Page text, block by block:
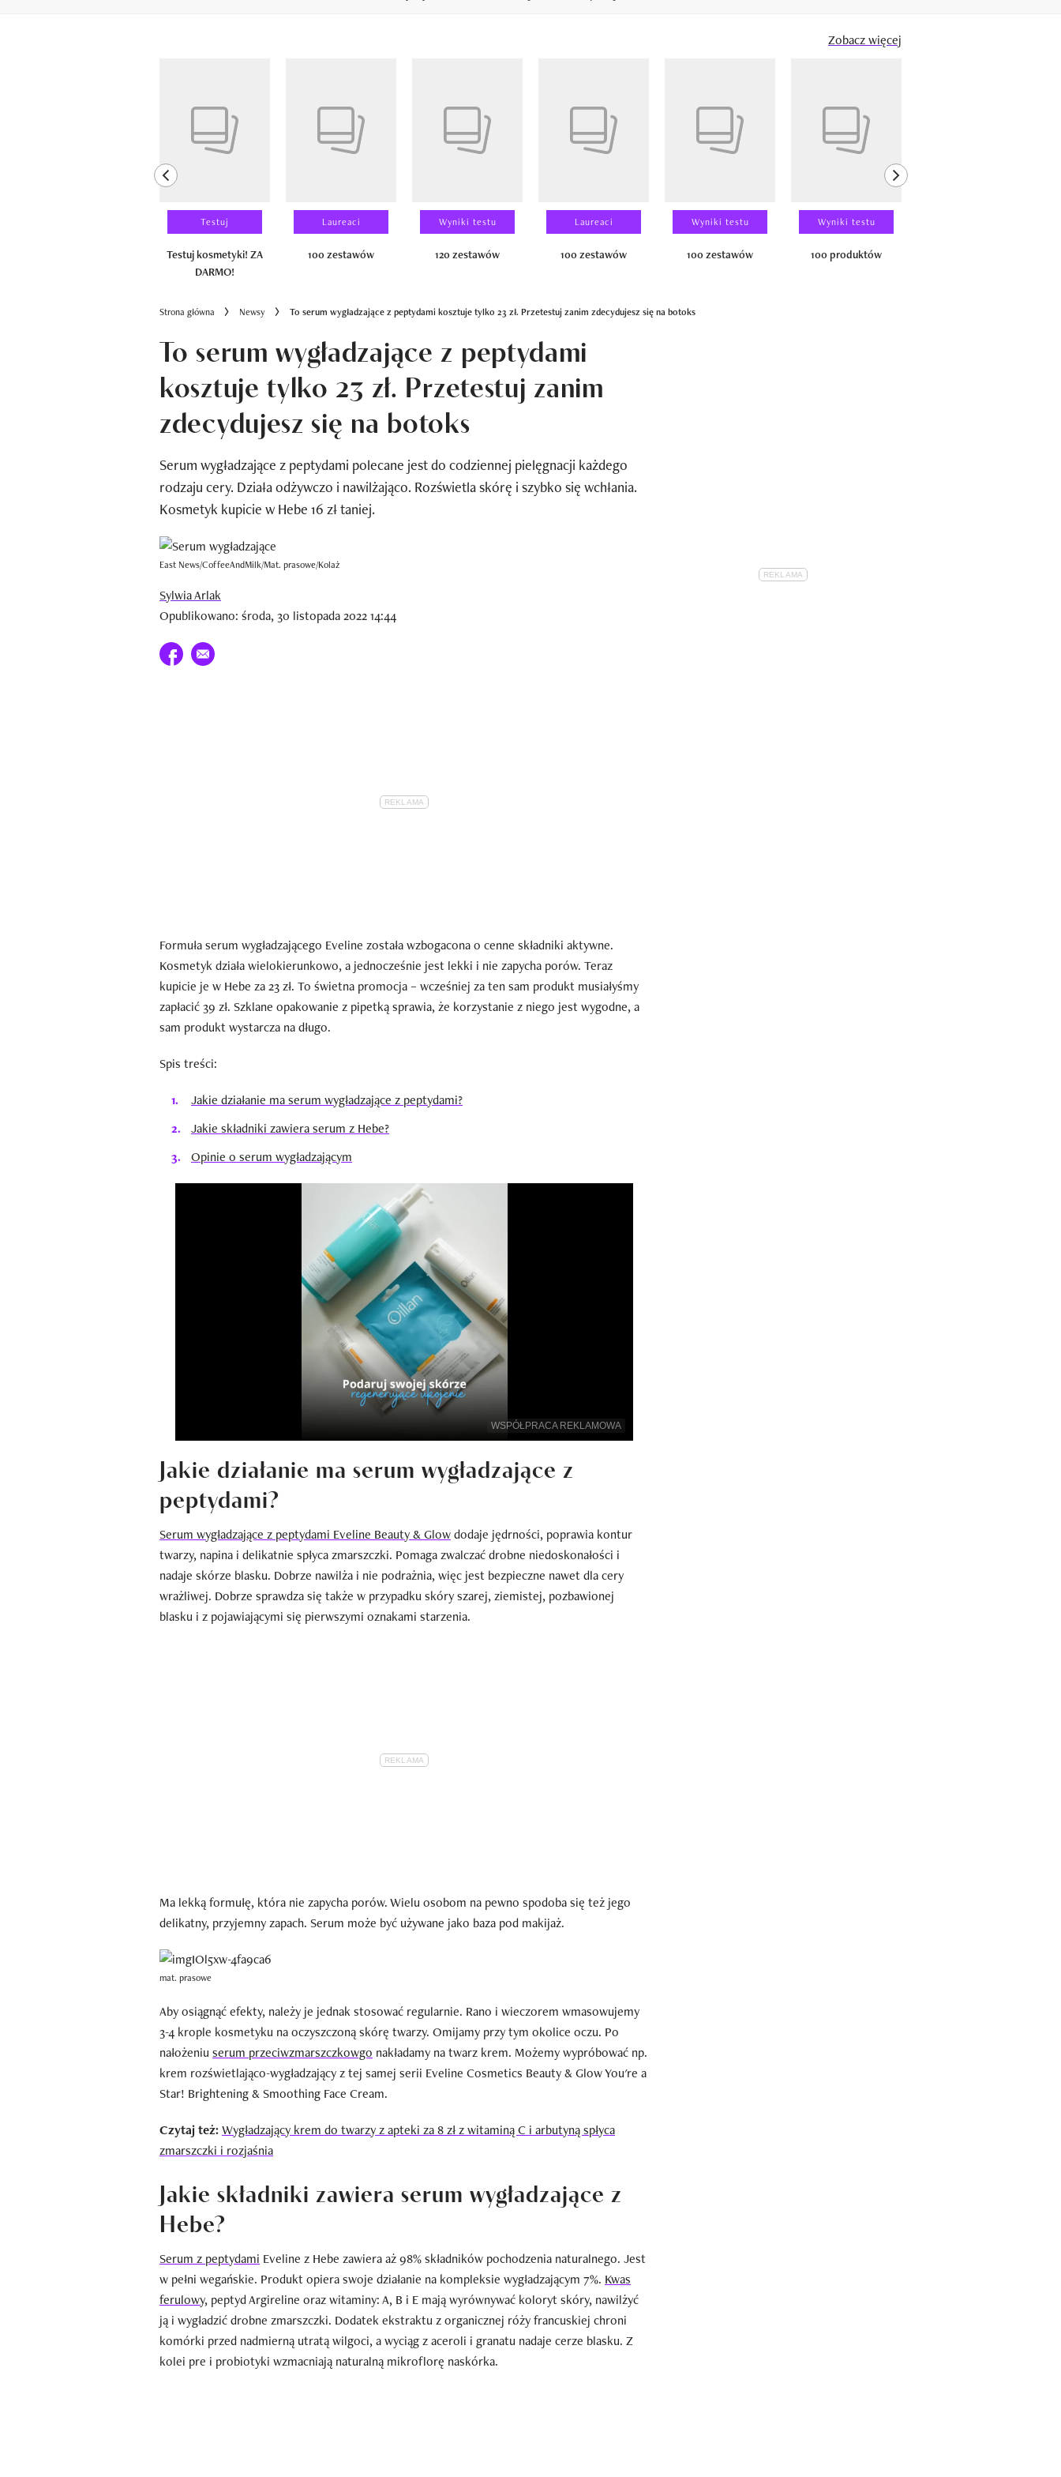
Zobacz więcej
previous element
Testuj
Testuj kosmetyki! ZA
DARMO!
Laureaci
100 zestawów
Wyniki testu
120 zestawów
Laureaci
100 zestawów
Wyniki testu
100 zestawów
Wyniki testu
100 produktów
next element
Strona główna Newsy To serum wygładzające z peptydami kosztuje tylko 23 zł. Przetestuj zanim zdecydujesz się na botoks
To serum wygładzające z peptydami
kosztuje tylko 23 zł. Przetestuj zanim
zdecydujesz się na botoks
Serum wygładzające z peptydami polecane jest do codziennej pielęgnacji każdego
rodzaju cery. Działa odżywczo i nawilżająco. Rozświetla skórę i szybko się wchłania.
Kosmetyk kupicie w Hebe 16 zł taniej.
East News/CoffeeAndMilk/Mat. prasowe/Kolaż
Sylwia Arlak
Opublikowano: środa, 30 listopada 2022 14:44
Udostępnij na facebook
E-mail do przyjaciela
Formuła serum wygładzającego Eveline została wzbogacona o cenne składniki aktywne.
Kosmetyk działa wielokierunkowo, a jednocześnie jest lekki i nie zapycha porów. Teraz
kupicie je w Hebe za 23 zł. To świetna promocja – wcześniej za ten sam produkt musiałyśmy
zapłacić 39 zł. Szklane opakowanie z pipetką sprawia, że korzystanie z niego jest wygodne, a
sam produkt wystarcza na długo.
Spis treści:
Jakie działanie ma serum wygładzające z peptydami?
Jakie składniki zawiera serum z Hebe?
Opinie o serum wygładzającym
WSPÓŁPRACA REKLAMOWA
Jakie działanie ma serum wygładzające z
peptydami?
Serum wygładzające z peptydami Eveline Beauty & Glowdodaje jędrności, poprawia kontur
twarzy, napina i delikatnie spłyca zmarszczki. Pomaga zwalczać drobne niedoskonałości i
nadaje skórze blasku. Dobrze nawilża i nie podrażnia, więc jest bezpieczne nawet dla cery
wrażliwej. Dobrze sprawdza się także w przypadku skóry szarej, ziemistej, pozbawionej
blasku i z pojawiającymi się pierwszymi oznakami starzenia.
Ma lekką formułę, która nie zapycha porów. Wielu osobom na pewno spodoba się też jego
delikatny, przyjemny zapach. Serum może być używane jako baza pod makijaż.
mat. prasowe
Aby osiągnąć efekty, należy je jednak stosować regularnie. Rano i wieczorem wmasowujemy
3-4 krople kosmetyku na oczyszczoną skórę twarzy. Omijamy przy tym okolice oczu. Po
nałożeniu serum przeciwzmarszczkowgo nakładamy na twarz krem. Możemy wypróbować np.
krem rozświetlająco-wygładzający z tej samej serii Eveline Cosmetics Beauty & Glow You're a
Star! Brightening & Smoothing Face Cream.
Czytaj też: Wygładzający krem do twarzy z apteki za 8 zł z witaminą C i arbutyną spłyca
zmarszczki i rozjaśnia
Jakie składniki zawiera serum wygładzające z
Hebe?
Serum z peptydami Eveline z Hebe zawiera aż 98% składników pochodzenia naturalnego. Jest
w pełni wegańskie. Produkt opiera swoje działanie na kompleksie wygładzającym 7%. Kwas
ferulowy, peptyd Argireline oraz witaminy: A, B i E mają wyrównywać koloryt skóry, nawilżyć
ją i wygładzić drobne zmarszczki. Dodatek ekstraktu z organicznej róży francuskiej chroni
komórki przed nadmierną utratą wilgoci, a wyciąg z aceroli i granatu nadaje cerze blasku. Z
kolei pre i probiotyki wzmacniają naturalną mikroflorę naskórka.